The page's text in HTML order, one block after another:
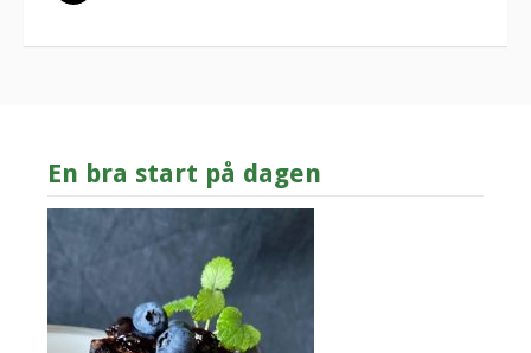
En bra start på dagen